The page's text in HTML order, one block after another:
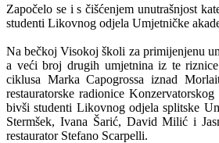
Započelo se i s čišćenjem unutrašnjost
studenti Likovnog odjela Umjetničke
Na bečkoj Visokoj školi za primijenjenu
a veći broj drugih umjetnina iz te
ciklusa Marka Capogrossa iznad
restauratorske radionice
bivši studenti Likovnog odjela splitske
Stermšek, Ivana Šarić, David Milić i
restaurator Stefano Scarpelli.